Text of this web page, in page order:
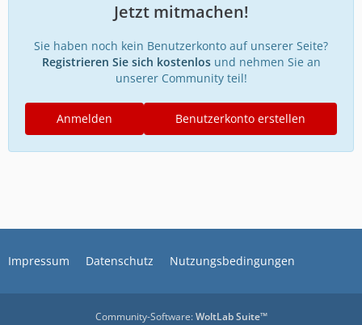
Jetzt mitmachen!
Sie haben noch kein Benutzerkonto auf unserer Seite?
Registrieren Sie sich kostenlosund nehmen Sie an
unserer Community teil!
Benutzerkonto erstellen
Anmelden
Impressum Datenschutz Nutzungsbedingungen
Community-Software:WoltLab Suite™